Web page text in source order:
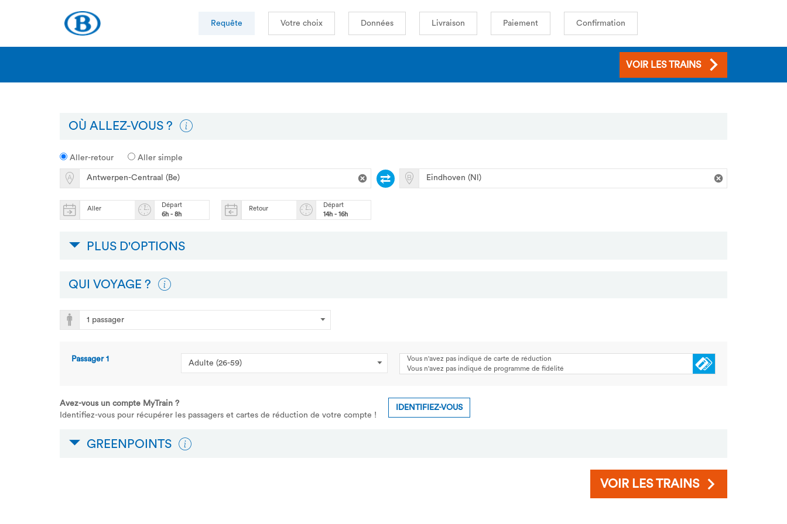
Requête Votre choix Données Livraison Paiement Confirmation
VOIR LES TRAINS
OÙ ALLEZ-VOUS ?
Aller-retour Aller simple
Aller
Départ
6h - 8h
Retour
Départ
14h - 16h
PLUS D'OPTIONS
QUI VOYAGE ?
Passager 1
Vous n'avez pas indiqué de carte de réduction
Vous n'avez pas indiqué de programme de fidélité
Avez-vous un compte MyTrain ?
Identifiez-vous pour récupérer les passagers et cartes de réduction de votre compte !
IDENTIFIEZ-VOUS
GREENPOINTS
VOIR LES TRAINS